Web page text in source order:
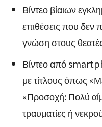
Βίντεο βίαιων
επιθέσεις που δεν
γνώση στους
Βίντεο από
με τίτλους όπως
«Προσοχή: Πολύ
τραυματίες ή